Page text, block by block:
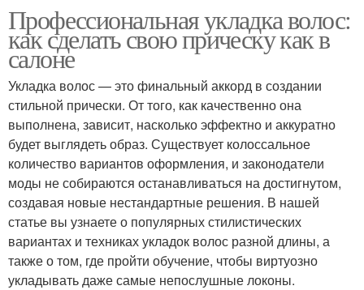
Профессиональная укладка волос:
как сделать свою прическу как в
салоне
Укладка волос — это финальный аккорд в создании
стильной прически. От того, как качественно она
выполнена, зависит, насколько эффектно и аккуратно
будет выглядеть образ. Существует колоссальное
количество вариантов оформления, и законодатели
моды не собираются останавливаться на достигнутом,
создавая новые нестандартные решения. В нашей
статье вы узнаете о популярных стилистических
вариантах и техниках укладок волос разной длины, а
также о том, где пройти обучение, чтобы виртуозно
укладывать даже самые непослушные локоны.